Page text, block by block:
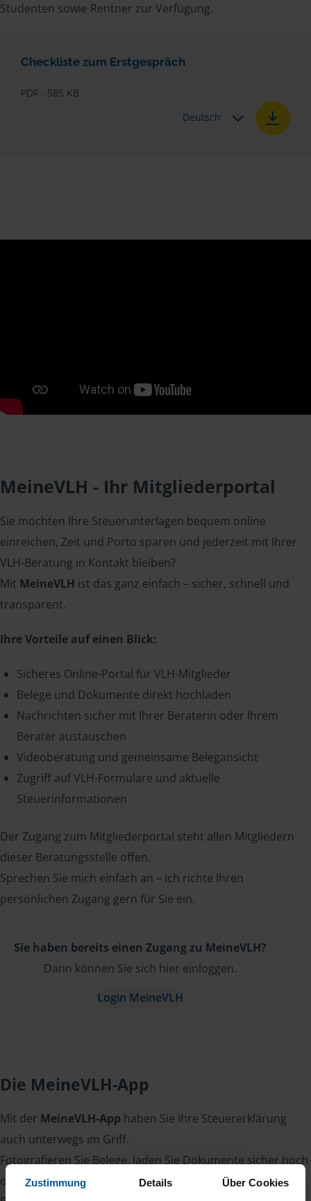
Zustimmung Details Über Cookies
Studenten sowie Rentner zur Verfügung.
Checkliste zum Erstgespräch
PDF - 585 KB
Deutsch
MeineVLH - Ihr Mitgliederportal
Sie möchten Ihre Steuerunterlagen bequem online
einreichen, Zeit und Porto sparen und jederzeit mit Ihrer
VLH-Beratung in Kontakt bleiben?
Mit MeineVLH ist das ganz einfach – sicher, schnell und
transparent.
Ihre Vorteile auf einen Blick:
Sicheres Online-Portal für VLH-Mitglieder
Belege und Dokumente direkt hochladen
Nachrichten sicher mit Ihrer Beraterin oder Ihrem
Berater austauschen
Videoberatung und gemeinsame Belegansicht
Zugriff auf VLH-Formulare und aktuelle
Steuerinformationen
Der Zugang zum Mitgliederportal steht allen Mitgliedern
dieser Beratungsstelle offen.
Sprechen Sie mich einfach an – ich richte Ihren
persönlichen Zugang gern für Sie ein.
Sie haben bereits einen Zugang zu MeineVLH?
Dann können Sie sich hier einloggen.
Login MeineVLH
Die MeineVLH-App
Mit der MeineVLH-App haben Sie Ihre Steuererklärung
auch unterwegs im Griff.
Fotografieren Sie Belege, laden Sie Dokumente sicher hoch
oder lesen Sie Nachrichten von Ihrer Beraterin oder Ihrem